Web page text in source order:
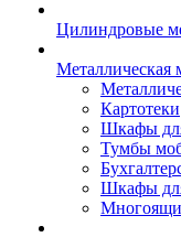
Цилиндровые
Металлическая
Картотеки
Шкафы
Тумбы
Шкафы